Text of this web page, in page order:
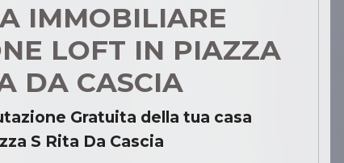
IMMOBILIARE
LOFT IN PIAZZA
DA CASCIA
Gratuita della tua casa
S Rita Da Cascia